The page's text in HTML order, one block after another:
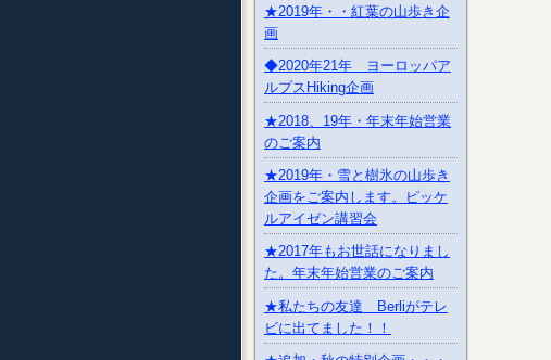
★2019年・・紅葉の山歩き企
画
◆2020年21年 ヨーロッパア
ルプスHiking企画
★2018、19年・年末年始営業
のご案内
★2019年・雪と樹氷の山歩き
企画をご案内します。ピッケ
ルアイゼン講習会
★2017年もお世話になりまし
た。年末年始営業のご案内
★私たちの友達 Berliがテレ
ビに出てました！！